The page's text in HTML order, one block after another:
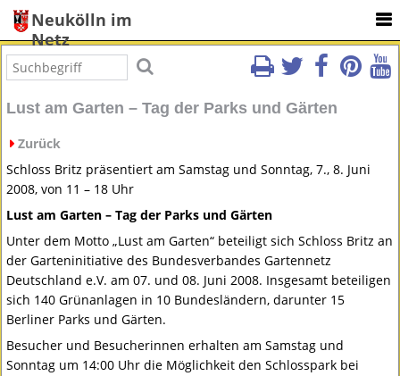
Neukölln im
Netz
Lust am Garten – Tag der Parks und Gärten
Zurück
Schloss Britz präsentiert am Samstag und Sonntag, 7., 8. Juni
2008, von 11 – 18 Uhr
Lust am Garten – Tag der Parks und Gärten
Unter dem Motto „Lust am Garten“ beteiligt sich Schloss Britz an
der Garteninitiative des Bundesverbandes Gartennetz
Deutschland e.V. am 07. und 08. Juni 2008. Insgesamt beteiligen
sich 140 Grünanlagen in 10 Bundesländern, darunter 15
Berliner Parks und Gärten.
Besucher und Besucherinnen erhalten am Samstag und
Sonntag um 14:00 Uhr die Möglichkeit den Schlosspark bei